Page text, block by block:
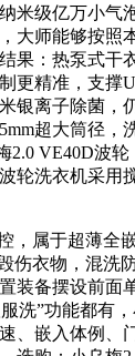
米级亿万小气
大师能够按照
果：热泵式干
更精准，支撑
银离子除菌，
超大筒径，
2.0 VE40D波
轮洗衣机采用
属于超薄全
伤衣物，混洗
装备摆设前面
洗”功能都有
、嵌入体例、